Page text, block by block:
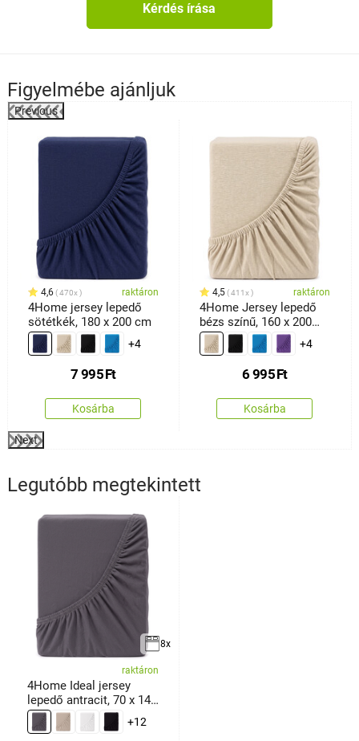
Kérdés írása
Figyelmébe ajánljuk
Previous
4,6 470x raktáron
4Home jersey lepedő
sötétkék, 180 x 200 cm
+4
7 995Ft
Kosárba
4,5 411x raktáron
4Home Jersey lepedő
bézs színű, 160 x 200
cm
+4
6 995Ft
Kosárba
Next
Legutóbb megtekintett
8x
raktáron
4Home Ideal jersey
lepedő antracit, 70 x 140
cm
+12